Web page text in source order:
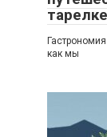
тарелке
как мы